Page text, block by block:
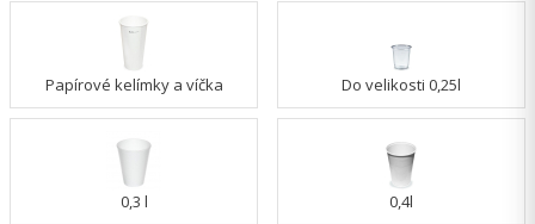
Papírové kelímky a víčka Do velikosti 0,25l
0,3 l 0,4l